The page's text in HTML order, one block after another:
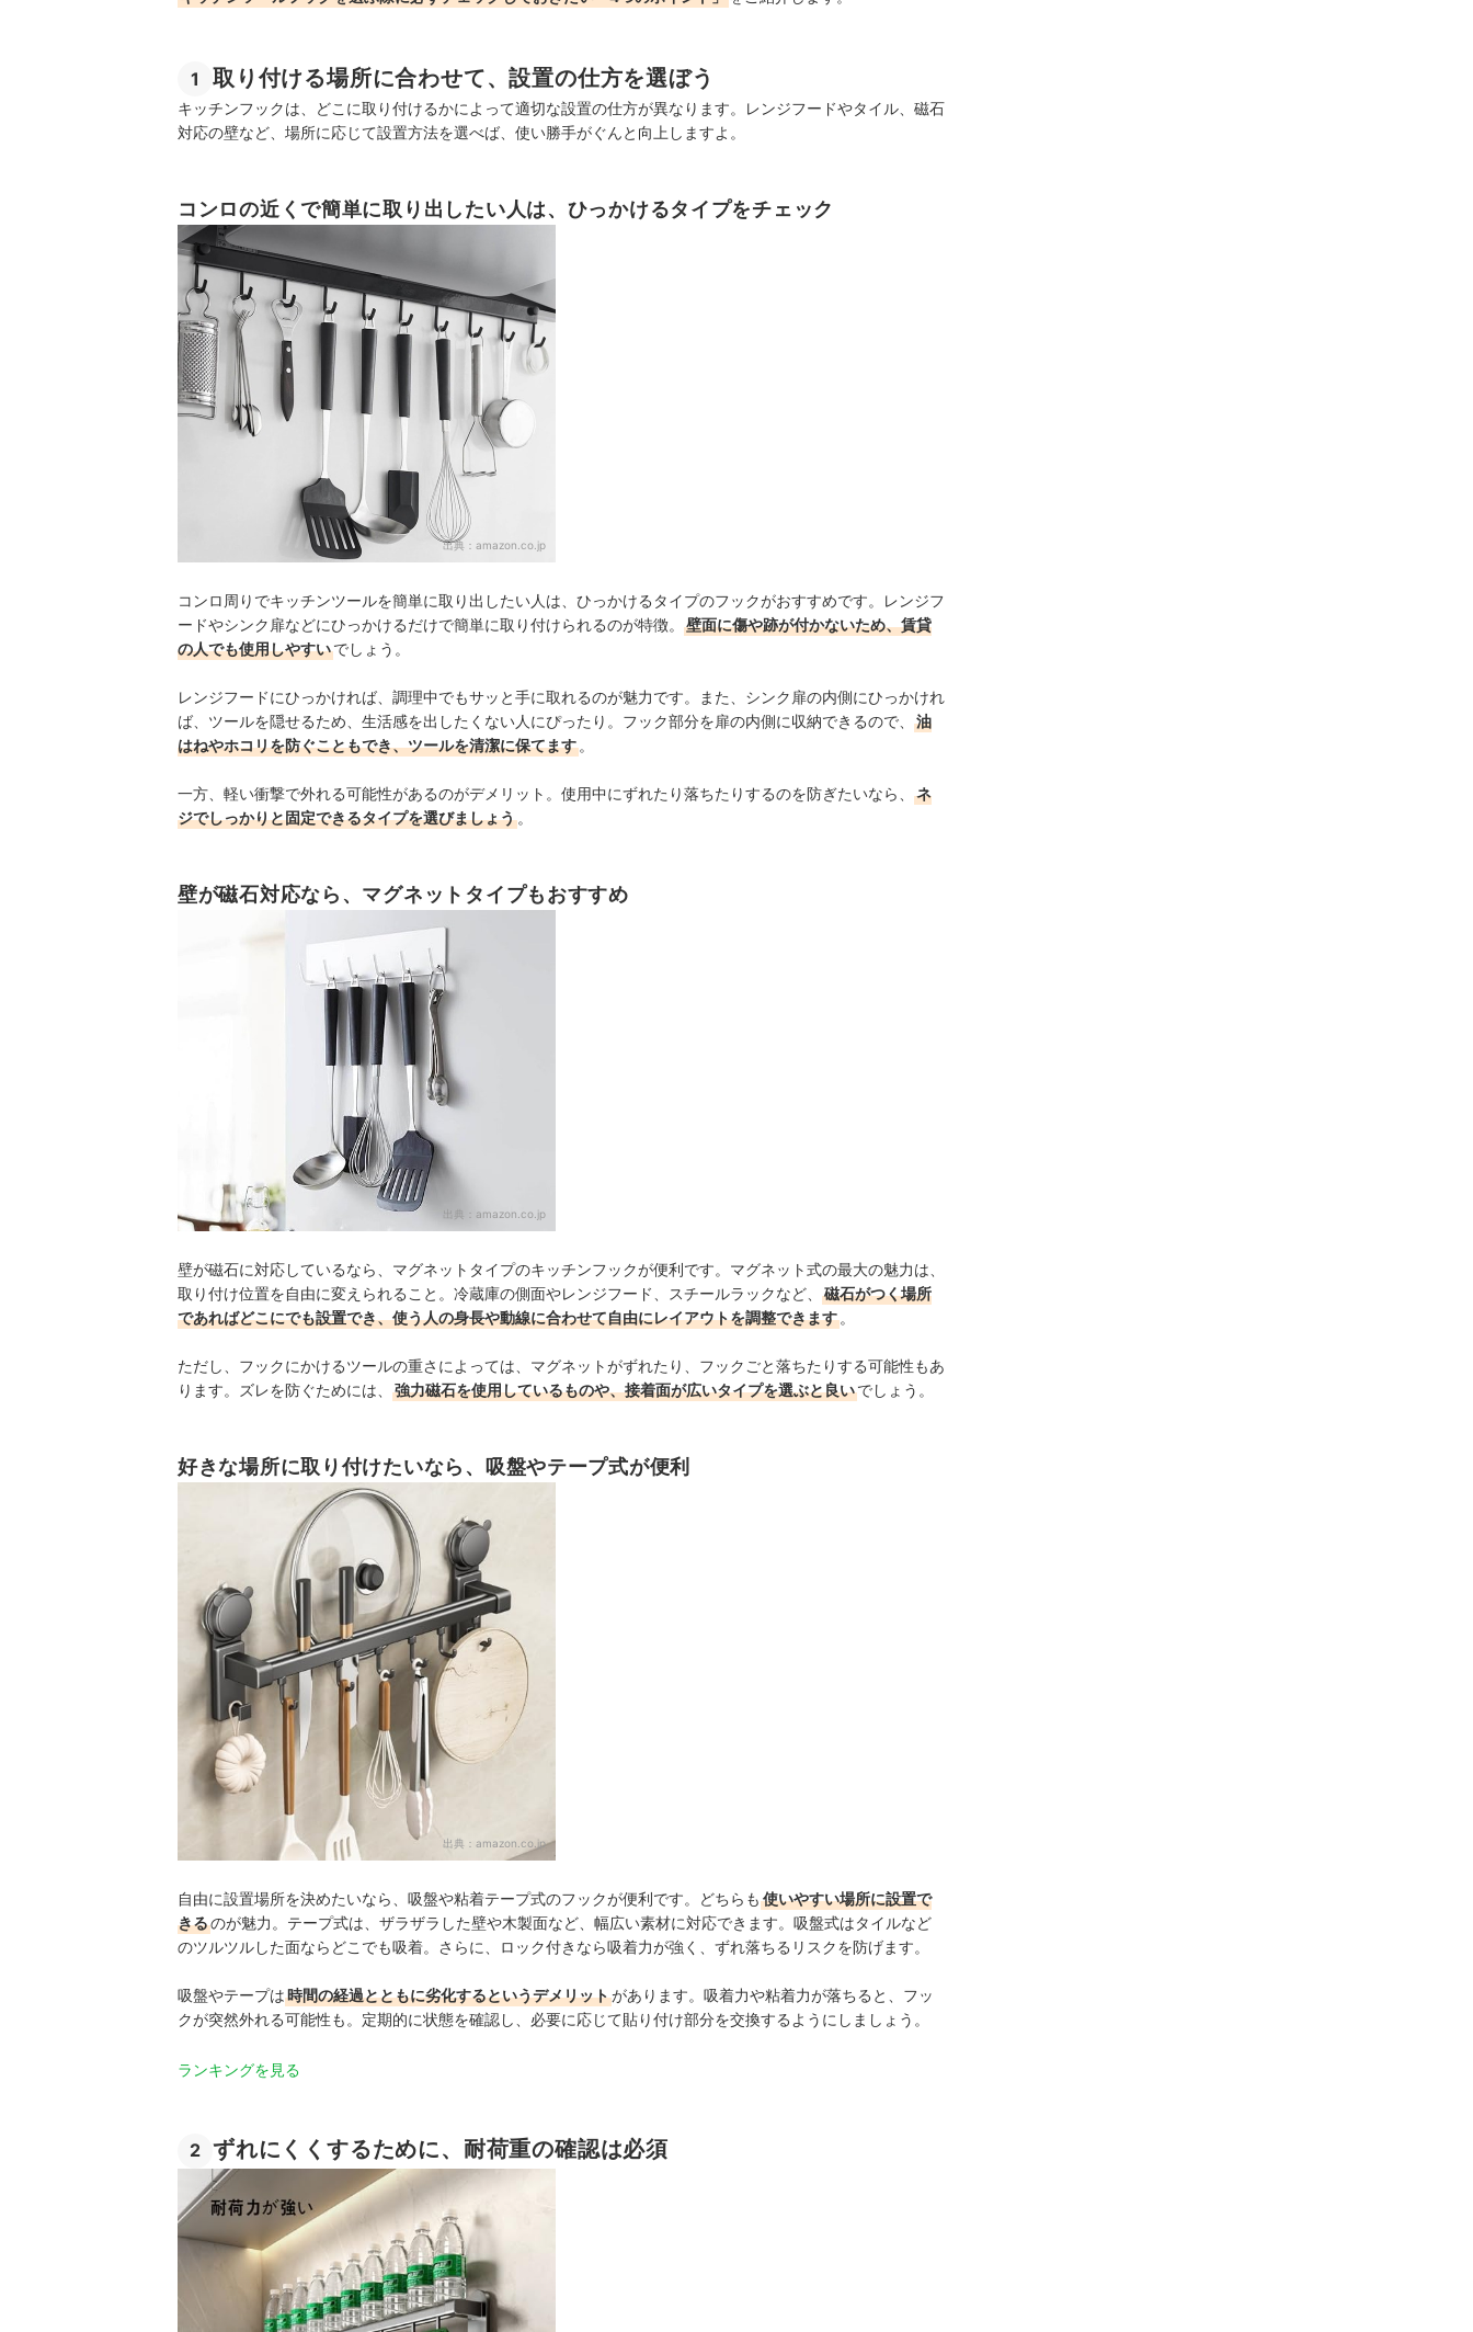
1 取り付ける場所に合わせて、設置の仕方を選ぼう
キッチンフックは、どこに取り付けるかによって適切な設置の仕方が異なります。レンジフードやタイル、磁石
対応の壁など、場所に応じて設置方法を選べば、使い勝手がぐんと向上しますよ。
コンロの近くで簡単に取り出したい人は、ひっかけるタイプをチェック
出典： amazon.co.jp
コンロ周りでキッチンツールを簡単に取り出したい人は、ひっかけるタイプのフックがおすすめです。レンジフ
ードやシンク扉などにひっかけるだけで簡単に取り付けられるのが特徴。
壁面に傷や跡が付かないため、賃貸
の人でも使用しやすいでしょう。
レンジフードにひっかければ、調理中でもサッと手に取れるのが魅力です。また、シンク扉の内側にひっかけれ
ば、ツールを隠せるため、生活感を出したくない人にぴったり。フック部分を扉の内側に収納できるので、
油
はねやホコリを防ぐこともでき、ツールを清潔に保てます。
一方、軽い衝撃で外れる可能性があるのがデメリット。使用中にずれたり落ちたりするのを防ぎたいなら、
ネ
ジでしっかりと固定できるタイプを選びましょう。
壁が磁石対応なら、マグネットタイプもおすすめ
出典： amazon.co.jp
壁が磁石に対応しているなら、マグネットタイプのキッチンフックが便利です。マグネット式の最大の魅力は、
取り付け位置を自由に変えられること。冷蔵庫の側面やレンジフード、スチールラックなど、
磁石がつく場所
であればどこにでも設置でき、使う人の身長や動線に合わせて自由にレイアウトを調整できます 。
ただし、フックにかけるツールの重さによっては、マグネットがずれたり、フックごと落ちたりする可能性もあ
ります。ズレを防ぐためには、
強力磁石を使用しているものや、接着面が広いタイプを選ぶと良いでしょう。
好きな場所に取り付けたいなら、吸盤やテープ式が便利
出典： amazon.co.jp
自由に設置場所を決めたいなら、吸盤や粘着テープ式のフックが便利です。どちらも 使いやすい場所に設置で
きるのが魅力。テープ式は、ザラザラした壁や木製面など、幅広い素材に対応できます。吸盤式はタイルなど
のツルツルした面ならどこでも吸着。さらに、ロック付きなら吸着力が強く、ずれ落ちるリスクを防げます。
吸盤やテープは時間の経過とともに劣化するというデメリットがあります。吸着力や粘着力が落ちると、フッ
クが突然外れる可能性も。定期的に状態を確認し、必要に応じて貼り付け部分を交換するようにしましょう。
ランキングを見る
2 ずれにくくするために、耐荷重の確認は必須